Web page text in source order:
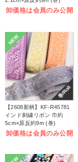
卸価格は会員のみ公開
NEW
巻/Roll
【2608新柄】KF-R45781
インド刺繍リボン 巾約
5cm×原反約9m (巻)
卸価格は会員のみ公開